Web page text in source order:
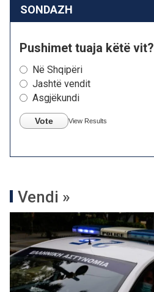
SONDAZH
Pushimet tuaja këtë vit?
Në Shqipëri
Jashtë vendit
Asgjëkundi
Vote View Results
Vendi »